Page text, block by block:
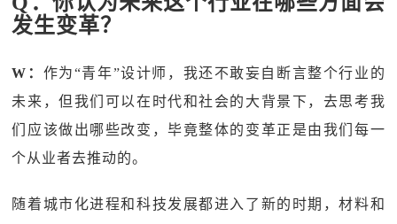
发生变革？
W： 作为“青年”设计师，我还不敢妄自断言整个行业的
未来，但我们可以在时代和社会的大背景下，去思考我
们应该做出哪些改变，毕竟整体的变革正是由我们每一
个从业者去推动的。
随着城市化进程和科技发展都进入了新的时期，材料和